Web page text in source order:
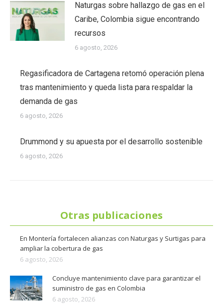
Naturgas sobre hallazgo de gas en el
Caribe, Colombia sigue encontrando
recursos
6 agosto, 2026
Regasificadora de Cartagena retomó operación plena
tras mantenimiento y queda lista para respaldar la
demanda de gas
6 agosto, 2026
Drummond y su apuesta por el desarrollo sostenible
6 agosto, 2026
Otras publicaciones
En Montería fortalecen alianzas con Naturgas y Surtigas para
ampliar la cobertura de gas
6 agosto, 2026
Concluye mantenimiento clave para garantizar el
suministro de gas en Colombia
6 agosto, 2026